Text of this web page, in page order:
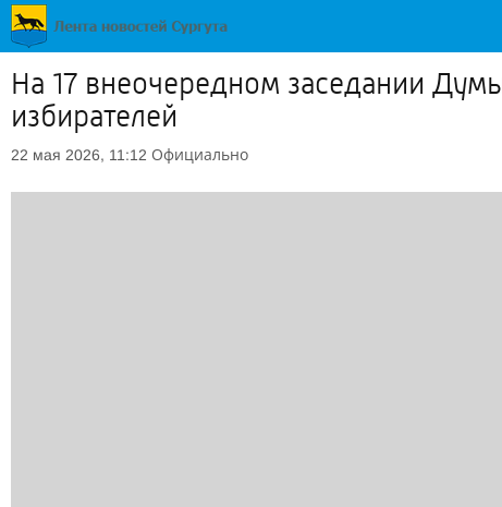
На 17 внеочередном заседании
избирателей
22 мая 2026, 11:12 Официально